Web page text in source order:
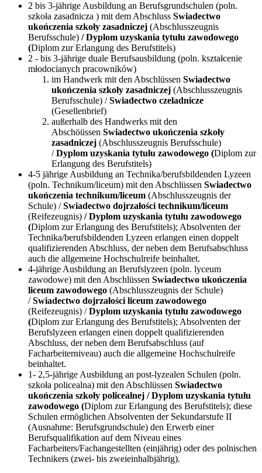
2 bis 3-jährige Ausbildung an Berufsgrundschulen (poln.
szkoła zasadnicza ) mit dem Abschluss Swiadectwo
ukończenia szkoły zasadniczej (Abschlusszeugnis
Berufsschule) / Dyplom uzyskania tytułu zawodowego
(Diplom zur Erlangung des Berufstitels)
2 - bis 3-jährige duale Berufsausbildung (poln. kształcenie
młodocianych pracowników)
im Handwerk mit den Abschlüssen Swiadectwo
ukończenia szkoły zasadniczej (Abschlusszeugnis
Berufsschule) /Swiadectwo czeladnicze
(Gesellenbrief)
außerhalb des Handwerks mit den
Abschöüssen Swiadectwo ukończenia szkoły
zasadniczej (Abschlusszeugnis Berufsschule)
/Dyplom uzyskania tytułu zawodowego (Diplom zur
Erlangung des Berufstitels)
4-5 jährige Ausbildung an Technika/berufsbildenden Lyzeen
(poln. Technikum/liceum) mit den Abschlüssen Swiadectwo
ukończenia technikum/liceum (Abschlusszeugnis der
Schule) /Swiadectwo dojrzałości technikum/liceum
(Reifezeugnis) / Dyplom uzyskania tytułu zawodowego
(Diplom zur Erlangung des Berufstitels); Absolventen der
Technika/berufsbildenden Lyzeen erlangen einen doppelt
qualifizierenden Abschluss, der neben dem Berufsabschluss
auch die allgemeine Hochschulreife beinhaltet.
4-jährige Ausbildung an Berufslyzeen (poln. lyceum
zawodowe) mit den Abschlüssen Swiadectwo ukończenia
liceum zawodowego (Abschlusszeugnis der Schule)
/Swiadectwo dojrzałości liceum zawodowego
(Reifezeugnis) /Dyplom uzyskania tytułu zawodowego
(Diplom zur Erlangung des Berufstitels); Absolventen der
Berufslyzeen erlangen einen doppelt qualifizierenden
Abschluss, der neben dem Berufsabschluss (auf
Facharbeiterniveau) auch die allgemeine Hochschulreife
beinhaltet.
1- 2,5-jährige Ausbildung an post-lyzealen Schulen (poln.
szkoła policealna) mit den Abschlüssen Swiadectwo
ukończenia szkoły policealnej / Dyplom uzyskania tytułu
zawodowego (Diplom zur Erlangung des Berufstitels); diese
Schulen ermöglichen Absolventen der Sekundarstufe II
(Ausnahme: Berufsgrundschule) den Erwerb einer
Berufsqualifikation auf dem Niveau eines
Facharbeiters/Fachangestellten (einjährig) oder des polnischen
Technikers (zwei- bis zweieinhalbjährig).